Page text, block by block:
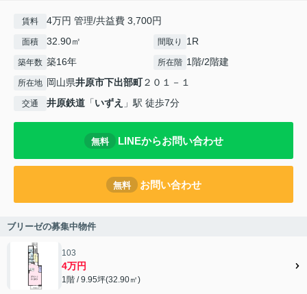
賃料 4万円 管理/共益費 3,700円
面積 32.90㎡ 間取り 1R
築年数 築16年 所在階 1階/2階建
所在地 岡山県井原市下出部町２０１－１
交通 井原鉄道 「いずえ 」駅 徒歩7分
無料 LINEからお問い合わせ
無料 お問い合わせ
ブリーゼの募集中物件
103
4万円
1階 / 9.95坪(32.90㎡)